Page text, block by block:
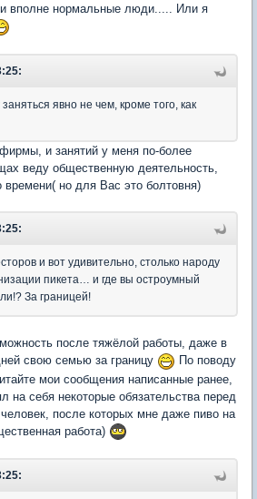
вполне нормальные люди..... Или я
явно не чем, кроме того, как
и занятий у меня по-более
веду общественную деятельность,
времени( но для Вас это болтовня)
и вот удивительно, столько народу
пикета… и где вы остроумный
За границей!
после тяжёлой работы, даже в
свою семью за границу
По поводу
мои сообщения написанные ранее,
на себя некоторые обязательства перед
после которых мне даже пиво на
работа)